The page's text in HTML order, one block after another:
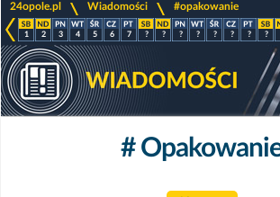
24opole.pl Wiadomości #opakowanie
1 2 3 4 5 6 7 ? ? ? ? ? ? ? ?
#